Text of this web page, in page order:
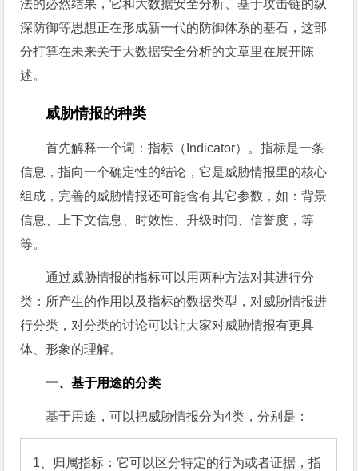
法的必然结果，它和大数据安全分析、基于攻击链的纵
深防御等思想正在形成新一代的防御体系的基石，这部
分打算在未来关于大数据安全分析的文章里在展开陈
述。
威胁情报的种类
首先解释一个词：指标（Indicator）。指标是一条
信息，指向一个确定性的结论，它是威胁情报里的核心
组成，完善的威胁情报还可能含有其它参数，如：背景
信息、上下文信息、时效性、升级时间、信誉度，等
等。
通过威胁情报的指标可以用两种方法对其进行分
类：所产生的作用以及指标的数据类型，对威胁情报进
行分类，对分类的讨论可以让大家对威胁情报有更具
体、形象的理解。
一、基于用途的分类
基于用途，可以把威胁情报分为4类，分别是：
1、归属指标：它可以区分特定的行为或者证据，指